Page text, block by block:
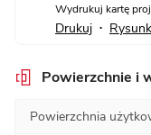
Wydrukuj kartę
Drukuj •
Powierzchnie i
Powierzchnia